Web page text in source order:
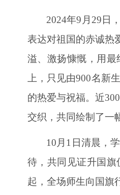
2024年9月29日，
表达对祖国的赤诚热
溢、激扬慷慨，用
上，只见由900名新
的热爱与祝福。近
交织，共同绘制了一
10月1日清晨，
待，共同见证升国
起，全场师生向国旗